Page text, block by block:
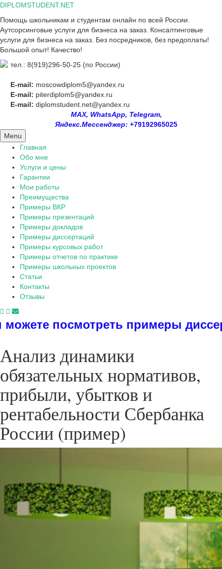
Skip
content
DIPLOMSTUDENT.NET
Помощь школьникам и студентам онлайн по всей России.
Аутсорсинговые услуги для бизнеса на заказ. Консалтинговые
услуги для бизнеса на заказ. Без посредников, без предоплаты!
Большой опыт! Качество!
тел.: 8(919)296-50-25 (по России)
E-mail: moscowdiplom5@yandex.ru
E-mail: piterdiplom5@yandex.ru
E-mail: diplomstudent.net@yandex.ru
MAX, WhatsApp, Telegram,
Яндекс.Мессенджер: +79192965025
Menu
Главная
Обо мне
Услуги и цены
Гарантии
Мои работы
Преимущества
Примеры ВКР
Примеры презентаций
Примеры докладов
Примеры диссертаций
Примеры курсовых работ
Примеры отчетов по практике
Примеры школьных проектов
Статьи
Контакты
Отзывы
примеры диссертаций,
Анализ динамики
обязательных нормативов,
прибыли, убытков и
рентабельности Сбербанка
России (пример)